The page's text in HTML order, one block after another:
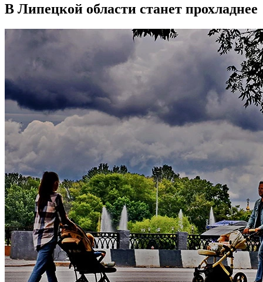
В Липецкой области станет прохладнее